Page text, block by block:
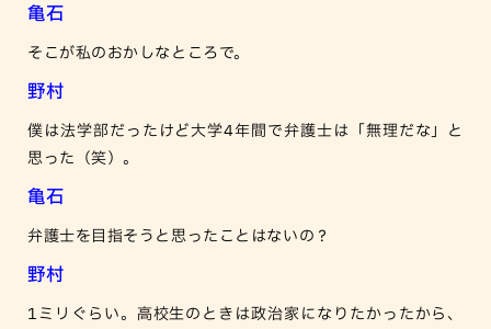
亀石
そこが私のおかしなところで。
野村
僕は法学部だったけど大学4年間で弁護士は「無理だな」と
思った（笑）。
亀石
弁護士を目指そうと思ったことはないの？
野村
1ミリぐらい。高校生のときは政治家になりたかったから、